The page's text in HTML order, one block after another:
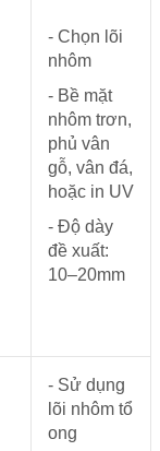
- Chọn lõi
nhôm
- Bề mặt
nhôm trơn,
phủ vân
gỗ, vân đá,
hoặc in UV
- Độ dày
đề xuất:
10–20mm
- Sử dụng
lõi nhôm tổ
ong